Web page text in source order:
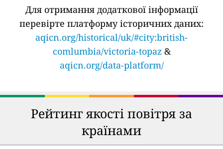
Для отримання додаткової інформації
перевірте платформу історичних даних:
aqicn.org/historical/uk/#city:british-
comlumbia/victoria-topaz&
aqicn.org/data-platform/
Рейтинг якості повітря за
країнами